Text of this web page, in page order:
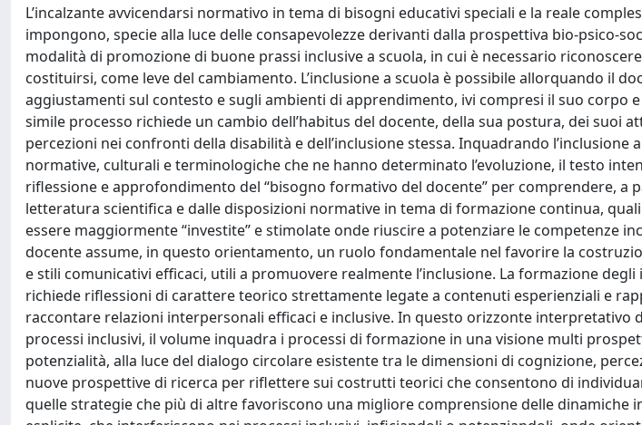
L’incalzante avvicendarsi normativo in tema di bisogni educativi speciali e la reale
impongono, specie alla luce delle consapevolezze derivanti dalla prospettiva bio-psico-
modalità di promozione di buone prassi inclusive a scuola, in cui è necessario
costituirsi, come leve del cambiamento. L’inclusione a scuola è possibile allorquando il
aggiustamenti sul contesto e sugli ambienti di apprendimento, ivi compresi il suo corpo
simile processo richiede un cambio dell’habitus del docente, della sua postura, dei suoi
percezioni nei confronti della disabilità e dell’inclusione stessa. Inquadrando l’inclusione
normative, culturali e terminologiche che ne hanno determinato l’evoluzione, il testo
riflessione e approfondimento del “bisogno formativo del docente” per comprendere, a
letteratura scientifica e dalle disposizioni normative in tema di formazione continua,
essere maggiormente “investite” e stimolate onde riuscire a potenziare le competenze
docente assume, in questo orientamento, un ruolo fondamentale nel favorire la
e stili comunicativi efficaci, utili a promuovere realmente l’inclusione. La formazione
richiede riflessioni di carattere teorico strettamente legate a contenuti esperienziali e
raccontare relazioni interpersonali efficaci e inclusive. In questo orizzonte interpretativo
processi inclusivi, il volume inquadra i processi di formazione in una visione multi
potenzialità, alla luce del dialogo circolare esistente tra le dimensioni di cognizione,
nuove prospettive di ricerca per riflettere sui costrutti teorici che consentono di
quelle strategie che più di altre favoriscono una migliore comprensione delle dinamiche